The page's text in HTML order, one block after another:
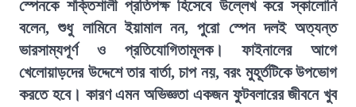
স্পেনকে শক্তিশালী প্রতিপক্ষ হিসেবে উল্লেখ করে স্কালোনি
বলেন, শুধু লামিনে ইয়ামাল নন, পুরো স্পেন দলই অত্যন্ত
ভারসাম্যপূর্ণ ও প্রতিযোগিতামূলক। ফাইনালের আগে
খেলোয়াড়দের উদ্দেশে তার বার্তা, চাপ নয়, বরং মুহূর্তটিকে উপভোগ
করতে হবে। কারণ এমন অভিজ্ঞতা একজন ফুটবলারের জীবনে খুব